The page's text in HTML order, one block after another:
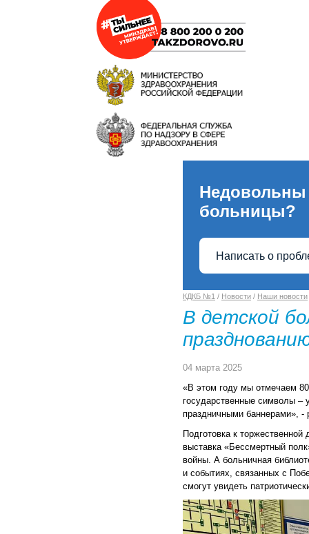
Недовольны
больницы?
Написать о
КДКБ №1 / Новости / Наши новости
В детской
04 марта 2025
«В этом году мы отмечаем
государственные символы –
праздничными баннерами», -
Подготовка к
выставка «Бессмертный
войны. А больничная
и событиях, связанных с
смогут увидеть